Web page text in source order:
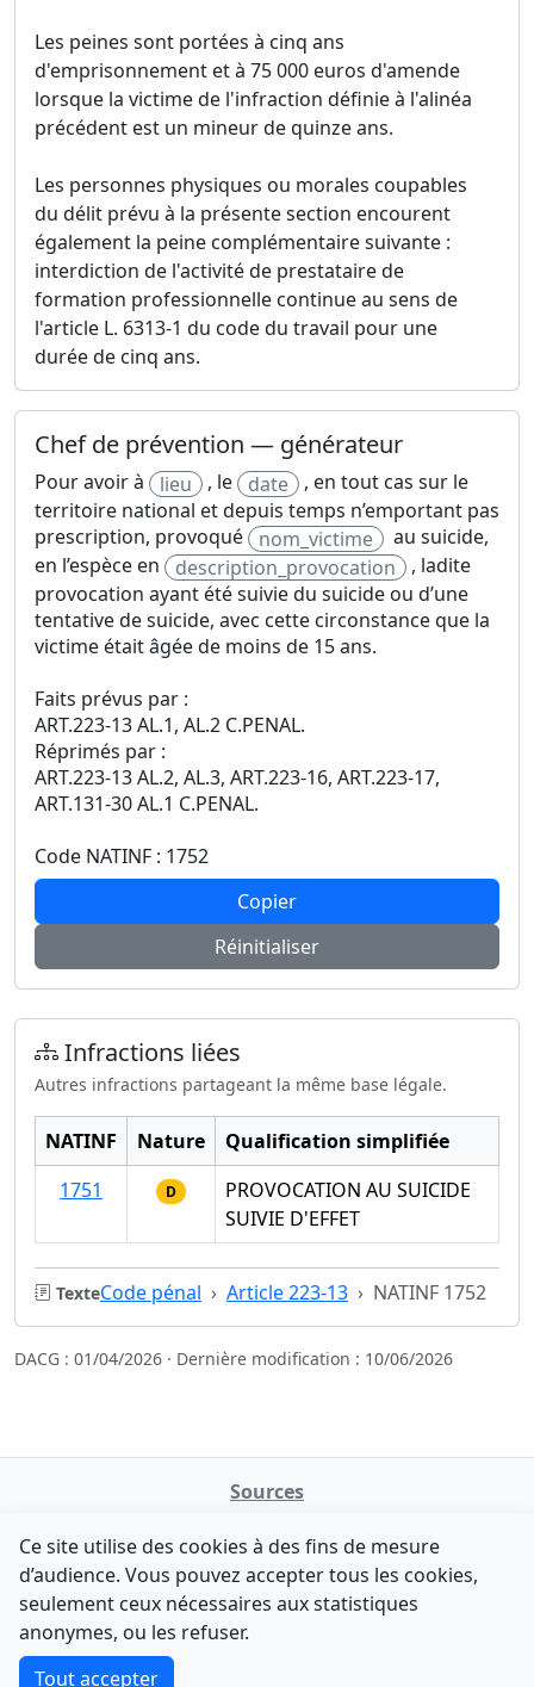
Les peines sont portées à cinq ans
d'emprisonnement et à 75 000 euros d'amende
lorsque la victime de l'infraction définie à l'alinéa
précédent est un mineur de quinze ans.
Les personnes physiques ou morales coupables
du délit prévu à la présente section encourent
également la peine complémentaire suivante :
interdiction de l'activité de prestataire de
formation professionnelle continue au sens de
l'article L. 6313-1 du code du travail pour une
durée de cinq ans.
Chef de prévention — générateur
Pour avoir à lieu , le date
, en tout cas sur le
territoire national et depuis temps n’emportant pas
prescription, provoqué
nom_victime
au suicide,
en l’espèce en
description_provocation
, ladite
provocation ayant été suivie du suicide ou d’une
tentative de suicide, avec cette circonstance que la
victime était âgée de moins de 15 ans.
Faits prévus par :
ART.223-13 AL.1, AL.2 C.PENAL.
Réprimés par :
ART.223-13 AL.2, AL.3, ART.223-16, ART.223-17,
ART.131-30 AL.1 C.PENAL.
Code NATINF : 1752
Copier
Réinitialiser
Infractions liées
Autres infractions partageant la même base légale.
NATINF Nature
Qualification simplifiée
1751
D
PROVOCATION AU SUICIDE
SUIVIE D'EFFET
TexteCode pénal Article 223-13 NATINF 1752
DACG : 01/04/2026 · Dernière modification : 10/06/2026
Sources
data.gouv.fr
Legifrance - API
Contact
F-Droid·App Store
Comment avez-vous découvert NATINFo ?
Une courte réponse suffit (500 caractères max).
Ce site utilise des cookies à des fins de mesure
d’audience. Vous pouvez accepter tous les cookies,
seulement ceux nécessaires aux statistiques
anonymes, ou les refuser.
Tout accepter